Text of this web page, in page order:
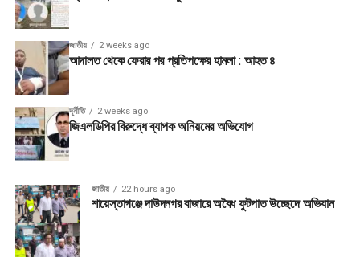
জাতীয় 2 weeks ago
আদালত থেকে ফেরার পর প্রতিপক্ষের হামলা : আহত ৪
দূর্নীতি 2 weeks ago
জিএলডিপির বিরুদ্ধে ব্যাপক অনিয়মের অভিযোগ
জাতীয় 22 hours ago
শায়েস্তাগঞ্জে দাউদনগর বাজারে অবৈধ ফুটপাত উচ্ছেদে অভিযান